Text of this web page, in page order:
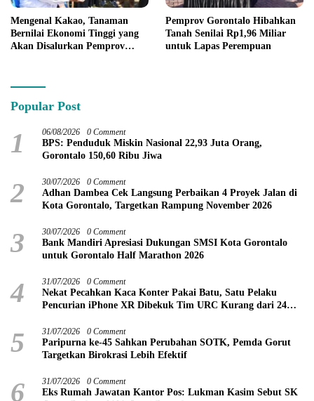
Mengenal Kakao, Tanaman
Bernilai Ekonomi Tinggi yang
Akan Disalurkan Pemprov
Pemprov Gorontalo Hibahkan
Tanah Senilai Rp1,96 Miliar
untuk Lapas Perempuan
Popular Post
1 06/08/2026 0 Comment
BPS: Penduduk Miskin Nasional 22,93 Juta Orang,
Gorontalo 150,60 Ribu Jiwa
2 30/07/2026 0 Comment
Adhan Dambea Cek Langsung Perbaikan 4 Proyek Jalan di
Kota Gorontalo, Targetkan Rampung November 2026
3 30/07/2026 0 Comment
Bank Mandiri Apresiasi Dukungan SMSI Kota Gorontalo
untuk Gorontalo Half Marathon 2026
4 31/07/2026 0 Comment
Nekat Pecahkan Kaca Konter Pakai Batu, Satu Pelaku
Pencurian iPhone XR Dibekuk Tim URC Kurang dari 24
5 31/07/2026 0 Comment
Paripurna ke-45 Sahkan Perubahan SOTK, Pemda Gorut
Targetkan Birokrasi Lebih Efektif
6 31/07/2026 0 Comment
Eks Rumah Jawatan Kantor Pos: Lukman Kasim Sebut SK